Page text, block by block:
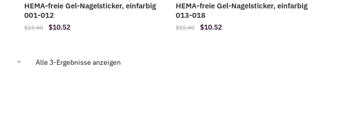
HEMA-freie Gel-Nagelsticker, einfarbig
001-012
$15.40
Der
war:
$10.52Der
ist:
HEMA-freie Gel-Nagelsticker, einfarbig
013-018
$15.40
Der
$10.52Der
Alle 3-Ergebnisse anzeigen